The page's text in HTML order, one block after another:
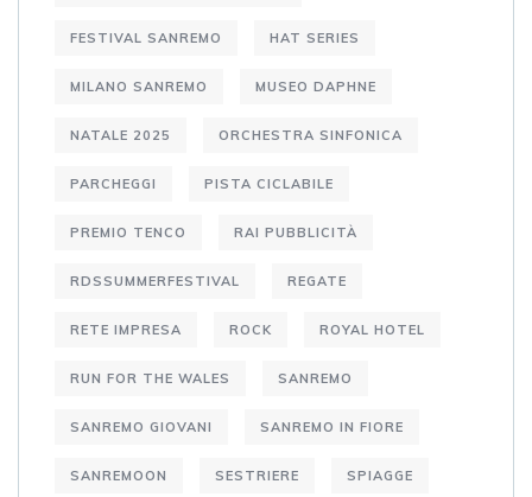
FESTIVAL SANREMO HAT SERIES
MILANO SANREMO MUSEO DAPHNE
NATALE 2025 ORCHESTRA SINFONICA
PARCHEGGI PISTA CICLABILE
PREMIO TENCO RAI PUBBLICITÀ
RDSSUMMERFESTIVAL REGATE
RETE IMPRESA ROCK ROYAL HOTEL
RUN FOR THE WALES SANREMO
SANREMO GIOVANI SANREMO IN FIORE
SANREMOON SESTRIERE SPIAGGE